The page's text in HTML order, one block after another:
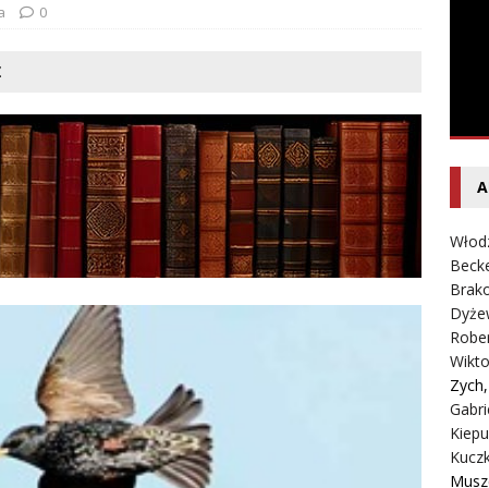
– Inwazja
0
Zych,